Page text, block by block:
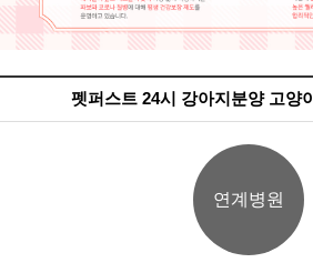
펫퍼스트 24시 강아지분양 고양
연계병원